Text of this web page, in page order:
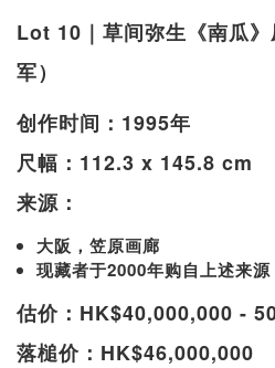
Lot 10｜草间弥生《南瓜
军）
创作时间：1995年
尺幅：112.3 x 145.8 cm
来源：
大阪，笠原画廊
现藏者于2000年购自上述来源
估价：HK$40,000,000 -
落槌价：HK$46,000,000